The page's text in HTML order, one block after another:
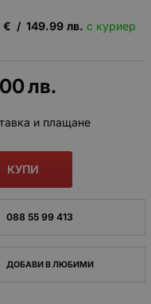
€ / 149.99 лв. с куриер
лв.
и плащане
КУПИ
088 55 99 413
ДОБАВИ В ЛЮБИМИ